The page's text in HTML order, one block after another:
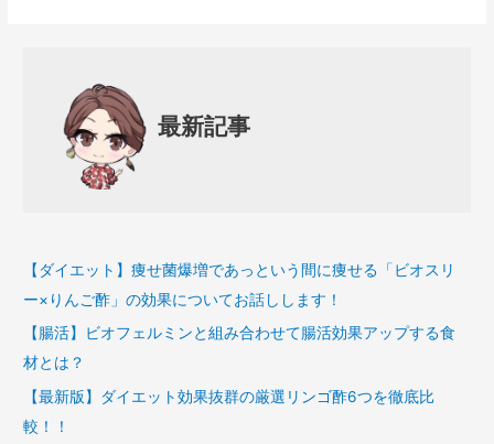
最新記事
【ダイエット】痩せ菌爆増であっという間に痩せる「ビオスリ
ー×りんご酢」の効果についてお話しします！
【腸活】ビオフェルミンと組み合わせて腸活効果アップする食
材とは？
【最新版】ダイエット効果抜群の厳選リンゴ酢6つを徹底比
較！！